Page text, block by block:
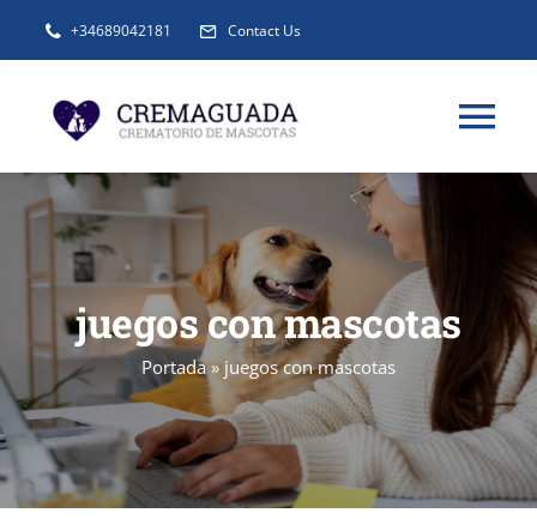
+34689042181 Contact Us
INFORMACIÓN
SERVICIOS
URNAS Y RECUERDOS
BLOG
juegos con mascotas
Portada»juegos con mascotas